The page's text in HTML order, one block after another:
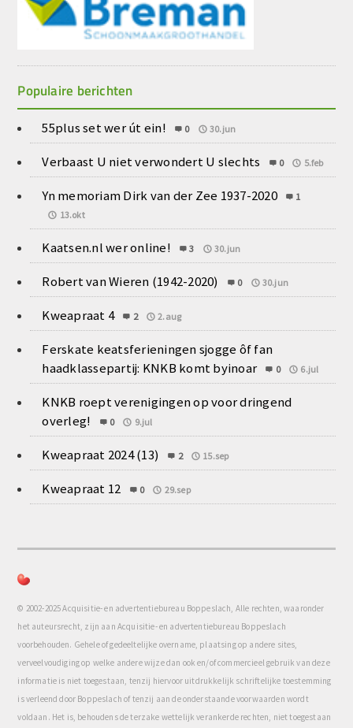
Populaire berichten
55plus set wer út ein! 0 30.jun
Verbaast U niet verwondert U slechts 0 5.feb
Yn memoriam Dirk van der Zee 1937-2020
1
13.okt
Kaatsen.nl wer online! 3 30.jun
Robert van Wieren (1942-2020) 0 30.jun
Kweapraat 4 2 2.aug
Ferskate keatsferieningen sjogge ôf fan
haadklassepartij: KNKB komt byinoar
0 6.jul
KNKB roept verenigingen op voor dringend
overleg!
0 9.jul
Kweapraat 2024 (13) 2 15.sep
Kweapraat 12 0 29.sep
© 2002-2025 Acquisitie- en advertentiebureau Boppeslach, Alle rechten, waaronder
het auteursrecht, zijn aan Acquisitie- en advertentiebureau Boppeslach
voorbehouden. Gehele of gedeeltelijke overname, plaatsing op andere sites,
verveelvoudiging op welke andere wijze dan ook en/of commercieel gebruik van deze
informatie is niet toegestaan, tenzij hiervoor uitdrukkelijk schriftelijke toestemming
is verleend door Boppeslach of tenzij aan de onderstaande voorwaarden wordt
voldaan. Het is, behoudens de terzake wettelijk verankerde rechten, niet toegestaan